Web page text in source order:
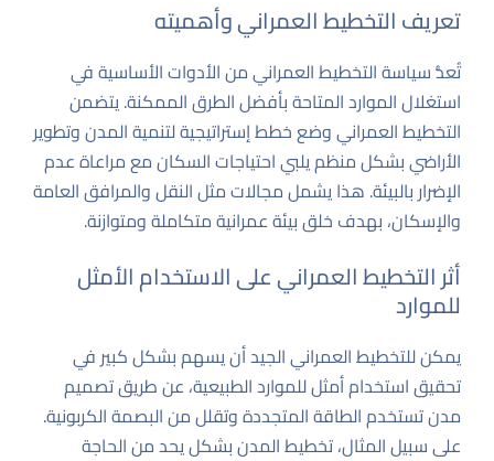
تعريف التخطيط العمراني وأهميته
تُعدُّ سياسة التخطيط العمراني من الأدوات الأساسية في
استغلال الموارد المتاحة بأفضل الطرق الممكنة. يتضمن
التخطيط العمراني وضع خطط إستراتيجية لتنمية المدن وتطوير
الأراضي بشكل منظم يلبي احتياجات السكان مع مراعاة عدم
الإضرار بالبيئة. هذا يشمل مجالات مثل النقل والمرافق العامة
والإسكان، بهدف خلق بيئة عمرانية متكاملة ومتوازنة.
أثر التخطيط العمراني على الاستخدام الأمثل
للموارد
يمكن للتخطيط العمراني الجيد أن يسهم بشكل كبير في
تحقيق استخدام أمثل للموارد الطبيعية، عن طريق تصميم
مدن تستخدم الطاقة المتجددة وتقلل من البصمة الكربونية.
على سبيل المثال، تخطيط المدن بشكل يحد من الحاجة